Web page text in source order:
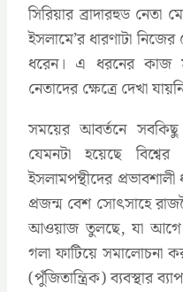
সিরিয়ার ব্রাদারহুড নেতা
ইসলামে’র ধারণাটা
ধরেন। এ ধরনের কাজ
নেতাদের ক্ষেত্রে দেখা
সময়ের আবর্তনে
যেমনটা হয়েছে
ইসলামপন্থীদের
প্রজন্ম বেশ সোৎসাহে
আওয়াজ তুলছে, যা আগে
গলা ফাটিয়ে সমালোচনা
(পুঁজিতান্ত্রিক) ব্যবস্থার